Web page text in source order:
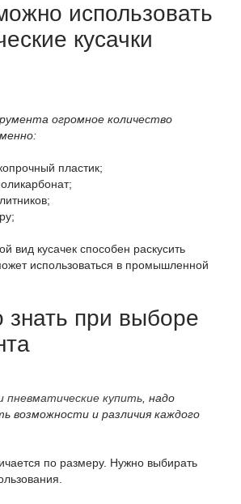
использовать
кусачки
огромное количество
пластик;
вид кусачек способен раскусить
использоваться в промышленной
знать при выборе
пневматические купить , надо
возможности и различия каждого
по размеру. Нужно выбирать